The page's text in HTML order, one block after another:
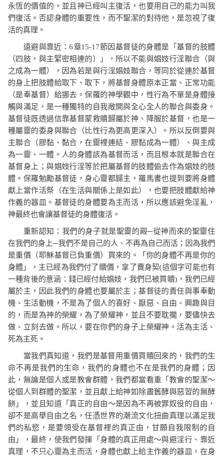
永恆的價值的。並且神已經叫主復活，也要用自己的能力叫我
們復活。否認身體的重要性，而不聖潔的對待他，是忽視了復
活的真理。
遠避與靠近：6章15-17節因基督徒的身體是「基督的肢體
（四肢，與主緊密相連的）」，所以不能與娼妓行淫聯合（與
之成為一體），因為若是與行淫娼妓聯合，等同於從連於基督
的身上把肢體給取下、取下，將基督身體原本正當、正常功能
（是奉基督）給挪去。保羅的神學觀中，性行為不單是身體接
觸與滿足，是一種獨特的自我敞開與全心全人的聯合與委身。
基督徒既透過信靠基督蒙救贖歸屬於神、降服於基督，也是一
種屬靈的委身與聯合（比性行為更高更深入）。所以反倒要與
主聯合（膠黏、黏合，在靈裡連結、膠黏成為一體）、與主成
為一靈、一體。人的身體該為基督而活，而且根本就是聯合在
基督身上；與娼妓行淫等於把屬基督的肢體偷去作為娼妓的肢
體。保羅勉勵基督徒，身心靈都歸主，羅馬書也提到要將身體
獻上當作活祭（在生活與關係上是如此），也要把肢體獻給神
作義的器皿。基督徒的身體要為主而活，所以應該避免淫亂，
神最終也會讓基督徒的身體復活。
重新認知：我們的身子就是聖靈的殿─從神而來的聖靈住
在我們的身上─我們不是自己的人、不再為自己而活；因為我們
是重價（耶穌基督已負重價）買來的。「你的身體不再是你的
身體」，主已經為我們付了贖價，拿了賣身契(這個字可能也有
一種背後的意涵：錢已經付給娼妓，我們已被買贖)，我們已經
屬於主，因此我們的身體也要屬於主；基督徒的責任與事奉動
機、生活動機，不是為了個人的喜好、厭惡、自由、興趣與目
的，而是為神的榮耀，為了榮耀神，並且不要耽擱，要儘快去
做、立刻去做。所以，要在你們的身子上榮耀神。活為主活、
死為主死。
當我們真知道，我們是基督用重價買贖回來的，我們的生
命不再是我們的生命，我們的身體也不在是我們的身體；因
此，無論是個人或是教會群體，我們都當看重「教會的聖潔～
從個人到群體的聖潔，並且獻上給神如除盡舊酵與惡習的無酵
餅」，並且知道「真正的自由～是因為不再被罪奴役的自由，
卻不是高舉自由之名，任憑世界的潮流文化扭曲真理以滿足我
們的私慾，是要領受在基督裡的真正由，甘願自我限制的自
由」，最終，使我們發揮「身體的真正用處～與避淫行、靠近
真理，不只心靈為主而活，身體也獻上給主作義的器皿，在身